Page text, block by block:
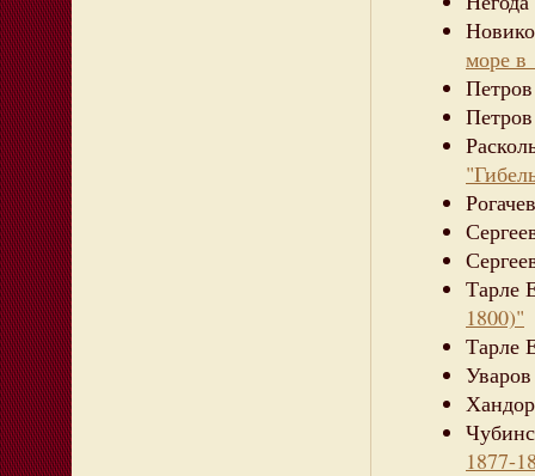
море в
Тарле
1800)"
Тарле
1877-